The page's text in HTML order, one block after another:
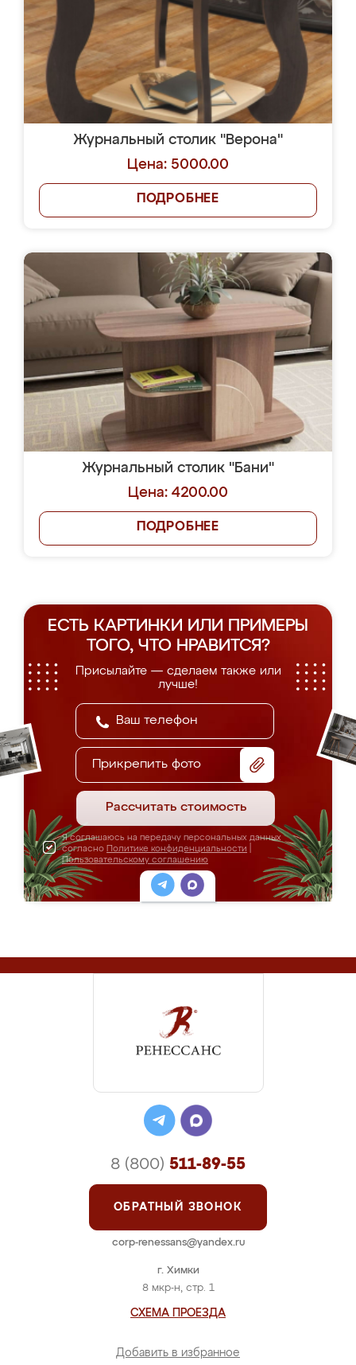
Журнальный столик "Верона"
Цена: 5000.00
ПОДРОБНЕЕ
Журнальный столик "Бани"
Цена: 4200.00
ПОДРОБНЕЕ
ЕСТЬ КАРТИНКИ ИЛИ ПРИМЕРЫ
ТОГО, ЧТО НРАВИТСЯ?
Присылайте — сделаем также или
лучше!
Прикрепить фото
Рассчитать стоимость
Я соглашаюсь на передачу персональных данных
согласно Политике конфиденциальности
Пользовательскому соглашению
г. Химки
8 мкр-н, стр. 1
СХЕМА ПРОЕЗДА
Добавить в избранное
8 (800) 511-89-55
ОБРАТНЫЙ ЗВОНОК
corp-renessans@yandex.ru